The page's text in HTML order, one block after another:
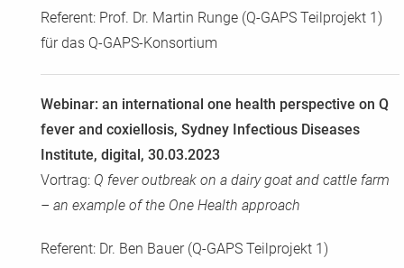
Referent: Prof. Dr. Martin Runge (Q-GAPS Teilprojekt 1)
für das Q-GAPS-Konsortium
Webinar: an international one health perspective on Q
fever and coxiellosis, Sydney Infectious Diseases
Institute, digital, 30.03.2023
Vortrag: Q fever outbreak on a dairy goat and cattle farm
– an example of the One Health approach
Referent: Dr. Ben Bauer (Q-GAPS Teilprojekt 1)